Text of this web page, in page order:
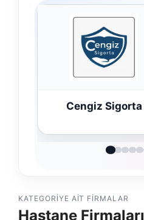
Hastaş Beton
KATEGORIYE AIT FIRMALAR
Hastane Firmaları